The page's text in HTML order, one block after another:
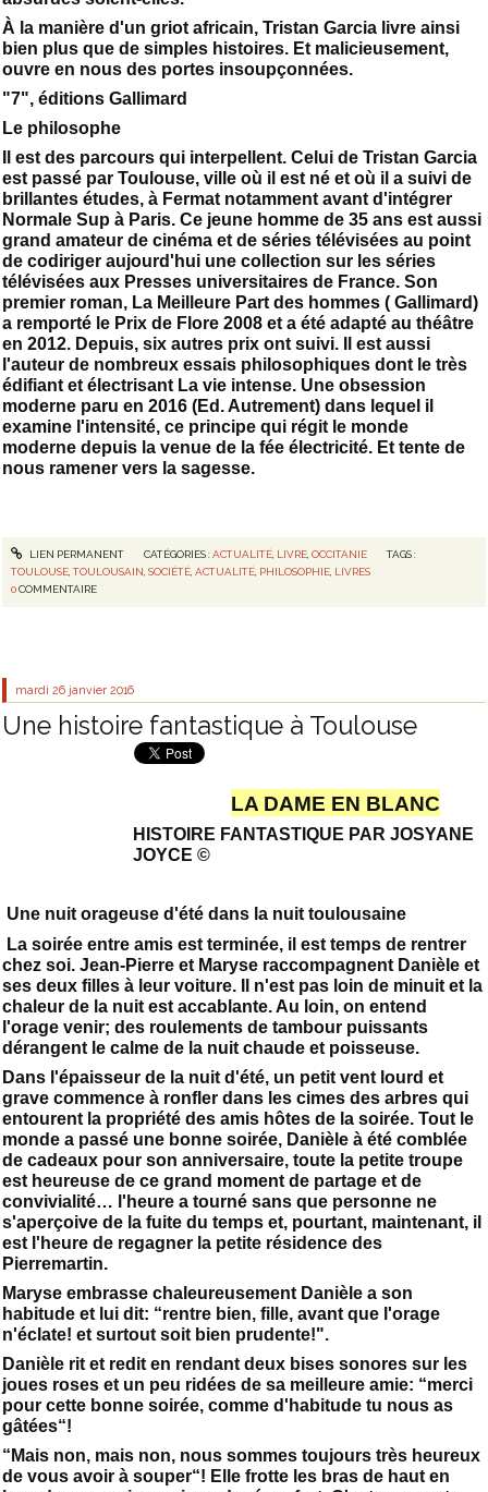
À la manière d'un griot africain, Tristan Garcia livre ainsi
bien plus que de simples histoires. Et malicieusement,
ouvre en nous des portes insoupçonnées.
"7", éditions Gallimard
Le philosophe
Il est des parcours qui interpellent. Celui de Tristan Garcia
est passé par Toulouse, ville où il est né et où il a suivi de
brillantes études, à Fermat notamment avant d'intégrer
Normale Sup à Paris. Ce jeune homme de 35 ans est aussi
grand amateur de cinéma et de séries télévisées au point
de codiriger aujourd'hui une collection sur les séries
télévisées aux Presses universitaires de France. Son
premier roman, La Meilleure Part des hommes ( Gallimard)
a remporté le Prix de Flore 2008 et a été adapté au théâtre
en 2012. Depuis, six autres prix ont suivi. Il est aussi
l'auteur de nombreux essais philosophiques dont le très
édifiant et électrisant La vie intense. Une obsession
moderne paru en 2016 (Ed. Autrement) dans lequel il
examine l'intensité, ce principe qui régit le monde
moderne depuis la venue de la fée électricité. Et tente de
nous ramener vers la sagesse.
LIEN PERMANENT CATÉGORIES :ACTUALITÉ, LIVRE, OCCITANIE
TAGS :
TOULOUSE ,TOULOUSAIN ,SOCIÉTÉ ,ACTUALITÉ PHILOSOPHIE LIVRES
0COMMENTAIRE
mardi 26 janvier 2016
Une histoire fantastique à Toulouse
LA DAME EN BLANC
HISTOIRE FANTASTIQUE PAR JOSYANE
JOYCE ©
Une nuit orageuse d'été dans la nuit toulousaine
La soirée entre amis est terminée, il est temps de rentrer
chez soi. Jean-Pierre et Maryse raccompagnent Danièle et
ses deux filles à leur voiture. Il n'est pas loin de minuit et la
chaleur de la nuit est accablante. Au loin, on entend
l'orage venir; des roulements de tambour puissants
dérangent le calme de la nuit chaude et poisseuse.
Dans l'épaisseur de la nuit d'été, un petit vent lourd et
grave commence à ronfler dans les cimes des arbres qui
entourent la propriété des amis hôtes de la soirée. Tout le
monde a passé une bonne soirée, Danièle à été comblée
de cadeaux pour son anniversaire, toute la petite troupe
est heureuse de ce grand moment de partage et de
convivialité… l'heure a tourné sans que personne ne
s'aperçoive de la fuite du temps et, pourtant, maintenant, il
est l'heure de regagner la petite résidence des
Pierremartin.
Maryse embrasse chaleureusement Danièle a son
habitude et lui dit: “rentre bien, fille, avant que l'orage
n'éclate! et surtout soit bien prudente!".
Danièle rit et redit en rendant deux bises sonores sur les
joues roses et un peu ridées de sa meilleure amie: “merci
pour cette bonne soirée, comme d'habitude tu nous as
gâtées“!
“Mais non, mais non, nous sommes toujours très heureux
de vous avoir à souper“! Elle frotte les bras de haut en